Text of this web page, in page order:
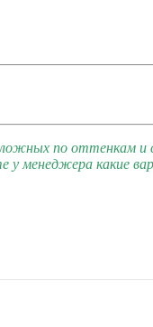
по оттенкам и
менеджера какие